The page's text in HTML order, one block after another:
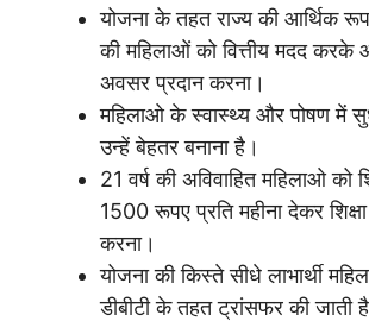
योजना के तहत राज्य की आर्थिक
की महिलाओं को वित्तीय मदद करके
अवसर प्रदान करना।
महिलाओ के स्वास्थ्य और पोषण में
उन्हें बेहतर बनाना है।
21 वर्ष की अविवाहित महिलाओ को
1500 रूपए प्रति महीना देकर
करना।
योजना की किस्ते सीधे लाभार्थी
डीबीटी के तहत ट्रांसफर की जाती